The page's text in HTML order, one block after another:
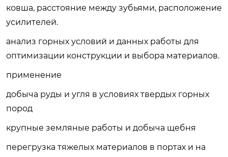
ковша, расстояние между зубьями, расположение
усилителей.
анализ горных условий и данных работы для
оптимизации конструкции и выбора материалов.
применение
добыча руды и угля в условиях твердых горных
пород
крупные земляные работы и добыча щебня
перегрузка тяжелых материалов в портах и на